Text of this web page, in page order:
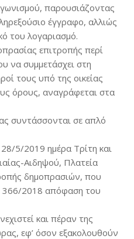
παρουσιάζοντας
έγγραφο, αλλιώς
του λογαριασµό.
επιτροπής περί
να συµµετάσχει στη
τους υπό της οικείας
όρους, αναγράφεται στα
συντάσσονται σε απλό
5/2019 ηµέρα Τρίτη και
Αιδηψού, Πλατεία
δηµοπρασιών, που
366/2018 απόφαση του
και πέραν της
εφ’ όσον εξακολουθούν